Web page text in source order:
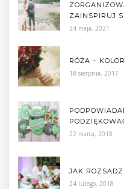
ZAINSPIRUJ
24 maja, 2021
RÓŻA –
18 sierpnia, 2017
22 marca, 2018
JAK
24 lutego, 2018